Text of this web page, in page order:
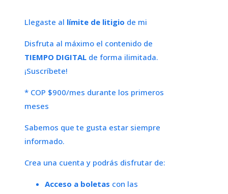
Llegaste al límite de litigio de mi
Disfruta al máximo el contenido de
TIEMPO DIGITAL de forma ilimitada.
¡Suscríbete!
* COP $900/mes durante los primeros
meses
Sabemos que te gusta estar siempre
informado.
Crea una cuenta y podrás disfrutar de:
Acceso a boletas con las